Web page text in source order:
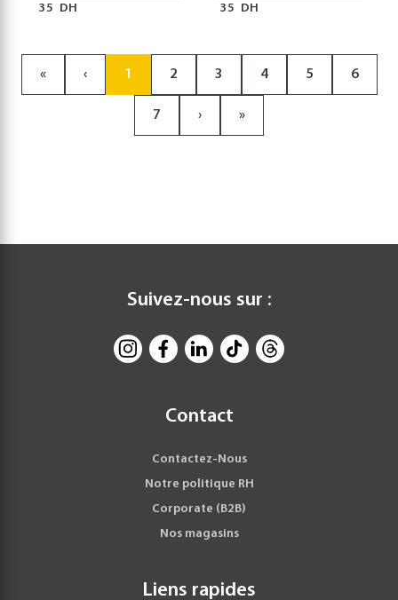
35 DH 35 DH
« ‹ 1 2 3 4 5 6
7 › »
Suivez-nous sur :
Contact
Contactez-Nous
Notre politique RH
Corporate (B2B)
Nos magasins
Liens rapides